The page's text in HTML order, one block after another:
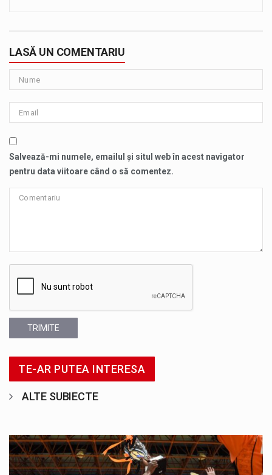
LASĂ UN COMENTARIU
Salvează-mi numele, emailul și situl web în acest navigator
pentru data viitoare când o să comentez.
TRIMITE
TE-AR PUTEA INTERESA
ALTE SUBIECTE